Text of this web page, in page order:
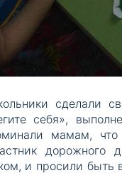
сделали
себя»,
мамам,
и просили